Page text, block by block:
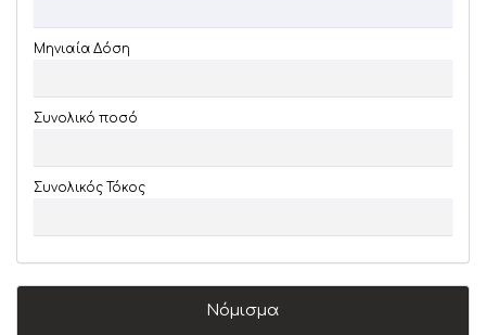
Μηνιαία Δόση
Συνολικό ποσό
Συνολικός Τόκος
Νόμισμα